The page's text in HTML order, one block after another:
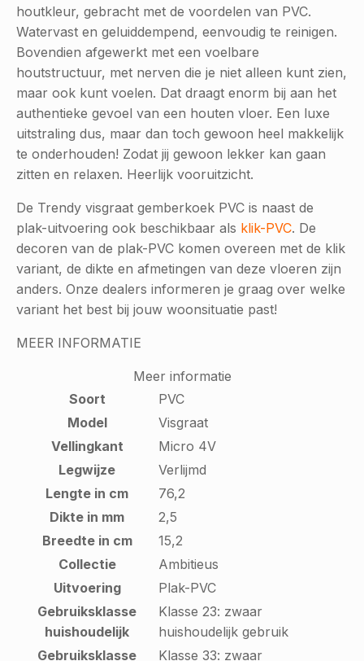
houtkleur, gebracht met de voordelen van PVC.
Watervast en geluiddempend, eenvoudig te reinigen.
Bovendien afgewerkt met een voelbare
houtstructuur, met nerven die je niet alleen kunt zien,
maar ook kunt voelen. Dat draagt enorm bij aan het
authentieke gevoel van een houten vloer. Een luxe
uitstraling dus, maar dan toch gewoon heel makkelijk
te onderhouden! Zodat jij gewoon lekker kan gaan
zitten en relaxen. Heerlijk vooruitzicht.
De Trendy visgraat gemberkoek PVC is naast de
plak-uitvoering ook beschikbaar als klik-PVC. De
decoren van de plak-PVC komen overeen met de klik
variant, de dikte en afmetingen van deze vloeren zijn
anders. Onze dealers informeren je graag over welke
variant het best bij jouw woonsituatie past!
MEER INFORMATIE
Meer informatie
Soort
PVC
Model
Visgraat
Vellingkant
Micro 4V
Legwijze
Verlijmd
Lengte in cm
76,2
Dikte in mm
2,5
Breedte in cm
15,2
Collectie
Ambitieus
Uitvoering
Plak-PVC
Gebruiksklasse
huishoudelijk
Klasse 23: zwaar
huishoudelijk gebruik
Gebruiksklasse
Klasse 33: zwaar